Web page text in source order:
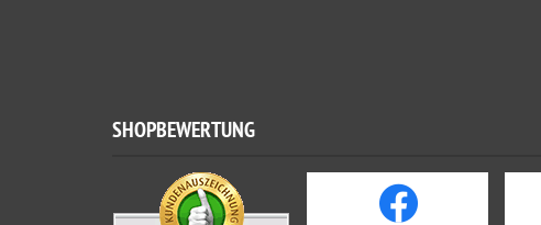
SHOPBEWERTUNG